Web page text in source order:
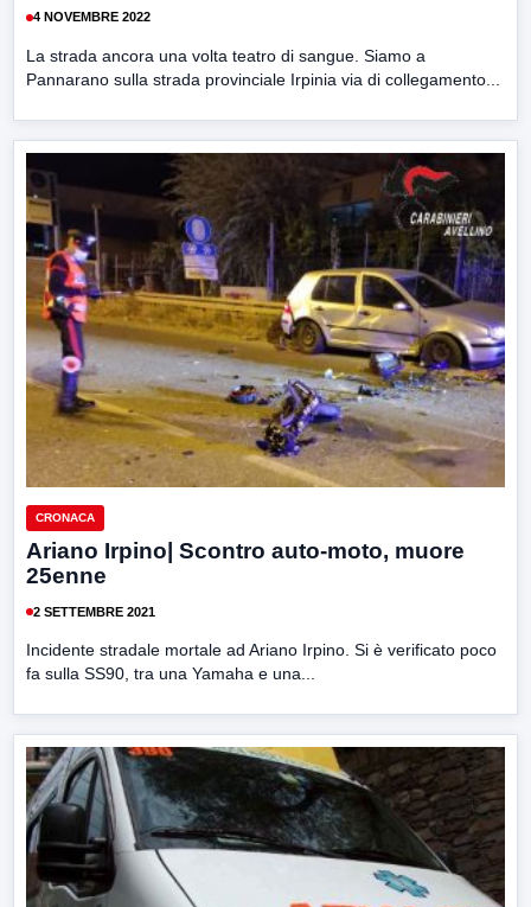
4 NOVEMBRE 2022
La strada ancora una volta teatro di sangue. Siamo a
Pannarano sulla strada provinciale Irpinia via di collegamento...
CRONACA
Ariano Irpino| Scontro auto-moto, muore
25enne
2 SETTEMBRE 2021
Incidente stradale mortale ad Ariano Irpino. Si è verificato poco
fa sulla SS90, tra una Yamaha e una...